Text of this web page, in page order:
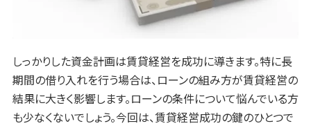
しっかりした資金計画は賃貸経営を成功に導きます。特に長
期間の借り入れを行う場合は、ローンの組み方が賃貸経営の
結果に大きく影響します。ローンの条件について悩んでいる方
も少なくないでしょう。今回は、賃貸経営成功の鍵のひとつで